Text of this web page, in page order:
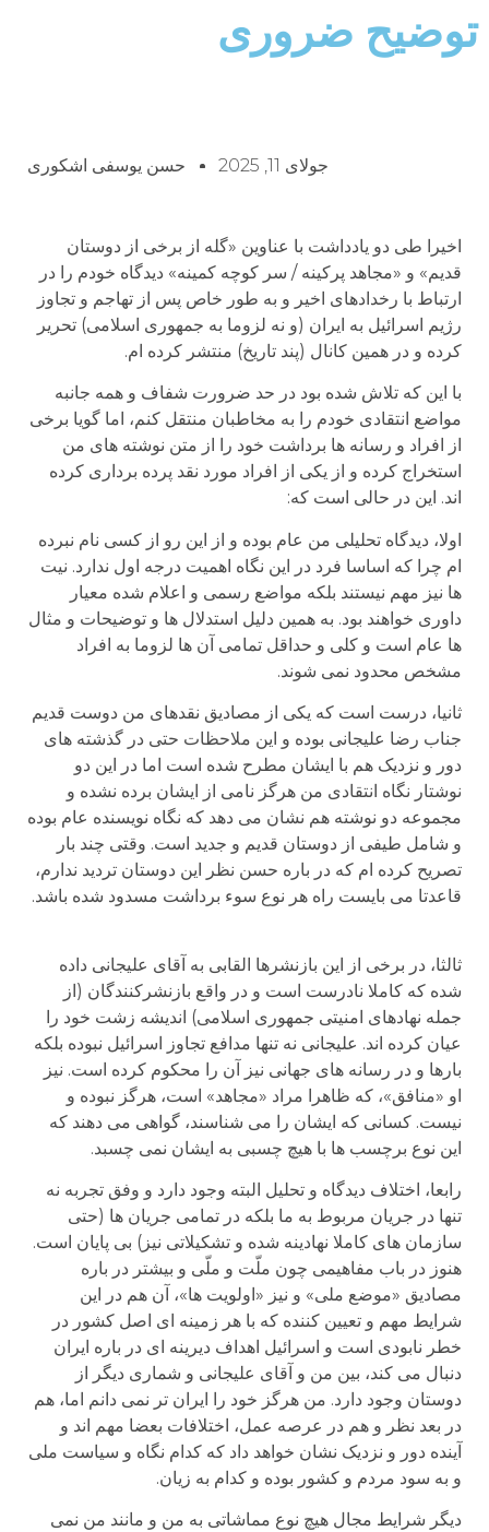
توضیح ضروری
جولای 11, 2025 حسن یوسفی اشکوری
اخیرا طی دو یادداشت با عناوین «گله از برخی از دوستان
قدیم» و «مجاهد پرکینه / سر کوچه کمینه» دیدگاه خودم را در
ارتباط با رخدادهای اخیر و به طور خاص پس از تهاجم و تجاوز
رژیم اسرائیل به ایران (و نه لزوما به جمهوری اسلامی) تحریر
کرده و در همین کانال (پند تاریخ) منتشر کرده ام.
با این که تلاش شده بود در حد ضرورت شفاف و همه جانبه
مواضع انتقادی خودم را به مخاطبان منتقل کنم، اما گویا برخی
از افراد و رسانه ها برداشت خود را از متن نوشته های من
استخراج کرده و از یکی از افراد مورد نقد پرده برداری کرده
اند. این در حالی است که:
اولا، دیدگاه تحلیلی من عام بوده و از این رو از کسی نام نبرده
ام چرا که اساسا فرد در این نگاه اهمیت درجه اول ندارد. نیت
ها نیز مهم نیستند بلکه مواضع رسمی و اعلام شده معیار
داوری خواهند بود. به همین دلیل استدلال ها و توضیحات و مثال
ها عام است و کلی و حداقل تمامی آن ها لزوما به افراد
مشخص محدود نمی شوند.
ثانیا، درست است که یکی از مصادیق نقدهای من دوست قدیم
جناب رضا علیجانی بوده و این ملاحظات حتی در گذشته های
دور و نزدیک هم با ایشان مطرح شده است اما در این دو
نوشتار نگاه انتقادی من هرگز نامی از ایشان برده نشده و
مجموعه دو نوشته هم نشان می دهد که نگاه نویسنده عام بوده
و شامل طیفی از دوستان قدیم و جدید است. وقتی چند بار
تصریح کرده ام که در باره حسن نظر این دوستان تردید ندارم،
قاعدتا می بایست راه هر نوع سوء برداشت مسدود شده باشد.
ثالثا، در برخی از این بازنشرها القابی به آقای علیجانی داده
شده که کاملا نادرست است و در واقع بازنشرکنندگان (از
جمله نهادهای امنیتی جمهوری اسلامی) اندیشه زشت خود را
عیان کرده اند. علیجانی نه تنها مدافع تجاوز اسرائیل نبوده بلکه
بارها و در رسانه های جهانی نیز آن را محکوم کرده است. نیز
او «منافق»، که ظاهرا مراد «مجاهد» است، هرگز نبوده و
نیست. کسانی که ایشان را می شناسند، گواهی می دهند که
این نوع برچسب ها با هیچ چسبی به ایشان نمی چسبد.
رابعا، اختلاف دیدگاه و تحلیل البته وجود دارد و وفق تجربه نه
تنها در جریان مربوط به ما بلکه در تمامی جریان ها (حتی
سازمان های کاملا نهادینه شده و تشکیلاتی نیز) بی پایان است.
هنوز در باب مفاهیمی چون ملّت و ملّی و بیشتر در باره
مصادیق «موضع ملی» و نیز «اولویت ها»، آن هم در این
شرایط مهم و تعیین کننده که با هر زمینه ای اصل کشور در
خطر نابودی است و اسرائیل اهداف دیرینه ای در باره ایران
دنبال می کند، بین من و آقای علیجانی و شماری دیگر از
دوستان وجود دارد. من هرگز خود را ایران تر نمی دانم اما، هم
در بعد نظر و هم در عرصه عمل، اختلافات بعضا مهم اند و
آینده دور و نزدیک نشان خواهد داد که کدام نگاه و سیاست ملی
و به سود مردم و کشور بوده و کدام به زیان.
دیگر شرایط مجال هیچ نوع مماشاتی به من و مانند من نمی